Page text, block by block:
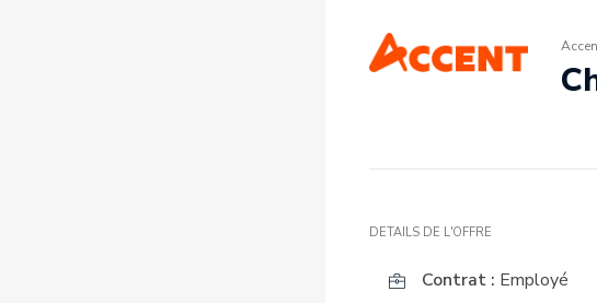
DETAILS DE L'OFFRE
Contrat : Employé